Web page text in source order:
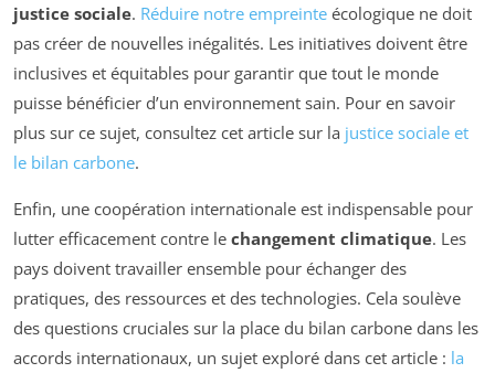
justice sociale. Réduire notre empreinte écologique ne doit
pas créer de nouvelles inégalités. Les initiatives doivent être
inclusives et équitables pour garantir que tout le monde
puisse bénéficier d’un environnement sain. Pour en savoir
plus sur ce sujet, consultez cet article sur la justice sociale et
le bilan carbone.
Enfin, une coopération internationale est indispensable pour
lutter efficacement contre le changement climatique. Les
pays doivent travailler ensemble pour échanger des
pratiques, des ressources et des technologies. Cela soulève
des questions cruciales sur la place du bilan carbone dans les
accords internationaux, un sujet exploré dans cet article : la